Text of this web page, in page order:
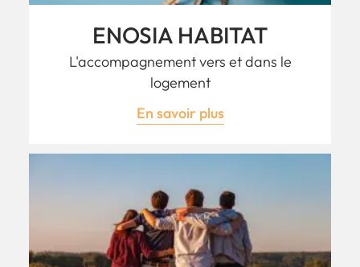
ENOSIA HABITAT
L'accompagnement vers et dans le
logement
En savoir plus